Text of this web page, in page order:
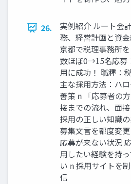
26.
実例紹介 ルート会
務、経営計画と資
京都で税理事務所
数ほぼ0→15名応募
用に成功！ 職種：
主な採用方法：ハ
善策 n 「応募者の
接までの流れ、面接
採用の正しい知識
募集文言を都度変
応募が来ない状況
用したい経験を持
い n 採用サイトを
信